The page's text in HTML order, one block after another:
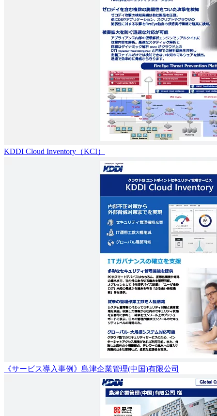
KDDI Cloud Inventory（KCI）
《サービス導入事例》島津企業管理(中国)有限公司